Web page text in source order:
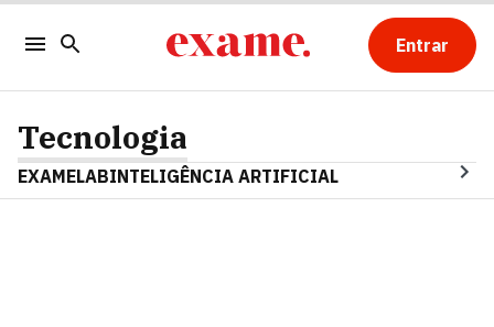
Entrar
Tecnologia
EXAMELABINTELIGÊNCIA ARTIFICIAL